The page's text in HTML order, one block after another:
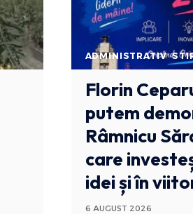
ADMINISTRATIV
Florin
putem
Râmnicu
care
idei și în
6 AUGUST 2026